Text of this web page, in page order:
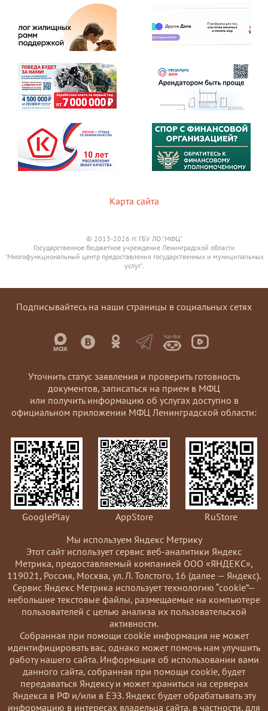
Карта сайта
© 2013-2026 гг. ГБУ ЛО "МФЦ"
Государственное бюджетное учреждение Ленинградской области
"Многофункциональный центр предоставления государственных и муниципальных
услуг".
Подписывайтесь на наши страницы в социальных сетях
Уточнить статус заявления и проверить готовность
документов, записаться на прием в МФЦ
или получить информацию об услугах доступно в
официальном приложении МФЦ Ленинградской области:
GooglePlay AppStore
RuStore
Мы используем Яндекс Метрику
Этот сайт использует сервис веб-аналитики Яндекс
Метрика, предоставляемый компанией ООО «ЯНДЕКС»,
119021, Россия, Москва, ул. Л. Толстого, 16 (далее — Яндекс).
Сервис Яндекс Метрика использует технологию “cookie”—
небольшие текстовые файлы, размещаемые на компьютере
пользователей с целью анализа их пользовательской
активности.
Coбранная при помощи cookie информация не может
идентифицировать вас, однако может помочь нам улучшить
работу нашего сайта. Информация об использовании вами
данного сайта, собранная при помощи cookie, будет
передаваться Яндексу и может храниться на серверах
Яндекса в РФ и/или в ЕЭЗ. Яндекс будет обрабатывать эту
информацию в интересах владельца сайта, в частности, для